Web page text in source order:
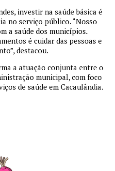
investir na saúde básica é
no serviço público. “Nosso
a saúde dos municípios.
é cuidar das pessoas e
destacou.
a atuação conjunta entre o
municipal, com foco
de saúde em Cacaulândia.